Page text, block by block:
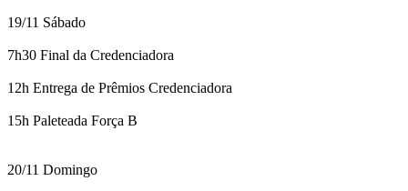
19/11 Sábado
7h30 Final da Credenciadora
12h Entrega de Prêmios Credenciadora
15h Paleteada Força B
20/11 Domingo